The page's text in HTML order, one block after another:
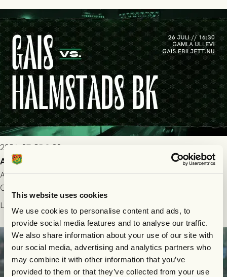
This website uses cookies
We use cookies to personalise content and ads, to
provide social media features and to analyse our traffic.
We also share information about your use of our site with
our social media, advertising and analytics partners who
may combine it with other information that you’ve
provided to them or that they’ve collected from your use
2026-07-25 9:00
Allt du behöver veta inför GAIS - Halmstads BK 26/7
All evenemangsinformation du kan behöva inför ditt besök på
Gamla Ullevi och matchen mellan GAIS och Halmstads BK i
Allsvenskan! Avspark kl 16.30 på söndag 26/7.
Läs mer